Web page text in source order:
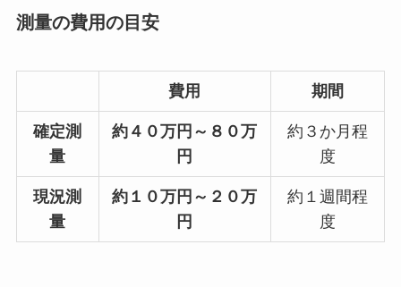
測量の費用の目安
費用 期間
確定測
量
約４０万円～８０万
円
約３か月程
度
現況測
量
約１０万円～２０万
円
約１週間程
度